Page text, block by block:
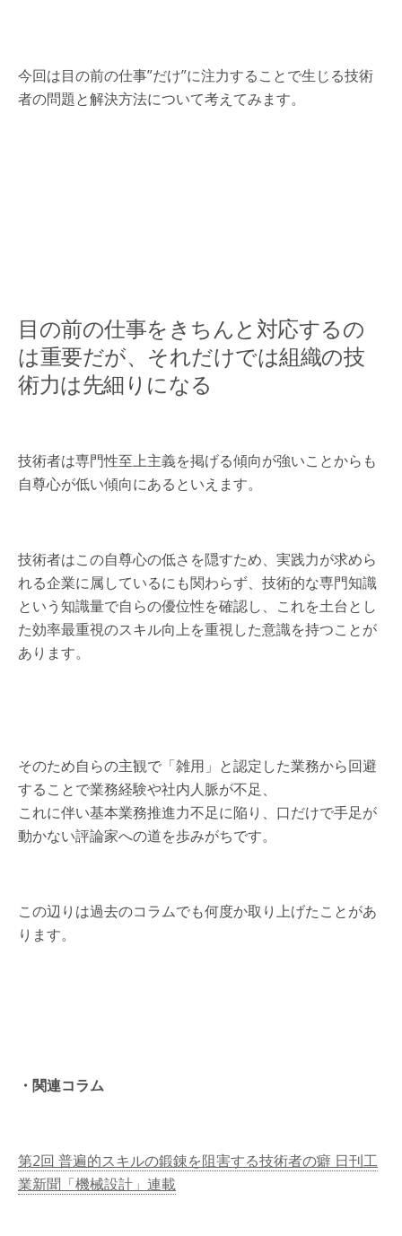
今回は目の前の仕事”だけ”に注力することで生じる技術
者の問題と解決方法について考えてみます。
目の前の仕事をきちんと対応するの
は重要だが、それだけでは組織の技
術力は先細りになる
技術者は専門性至上主義を掲げる傾向が強いことからも
自尊心が低い傾向にあるといえます。
技術者はこの自尊心の低さを隠すため、実践力が求めら
れる企業に属しているにも関わらず、技術的な専門知識
という知識量で自らの優位性を確認し、これを土台とし
た効率最重視のスキル向上を重視した意識を持つことが
あります。
そのため自らの主観で「雑用」と認定した業務から回避
することで業務経験や社内人脈が不足、
これに伴い基本業務推進力不足に陥り、口だけで手足が
動かない評論家への道を歩みがちです。
この辺りは過去のコラムでも何度か取り上げたことがあ
ります。
・関連コラム
第2回 普遍的スキルの鍛錬を阻害する技術者の癖 日刊工
業新聞「機械設計」連載